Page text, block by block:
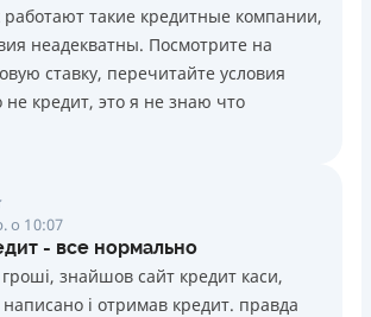
такие кредитные компании,
неадекватны. Посмотрите на
ставку, перечитайте условия
не кредит, это я не знаю что
о 10:07
- все нормально
гроші, знайшов сайт кредит каси,
і отримав кредит. правда